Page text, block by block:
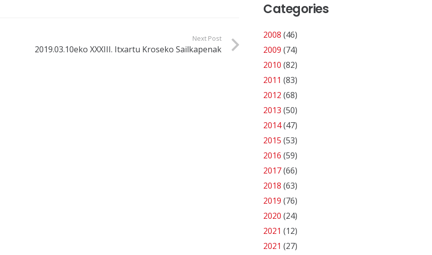
Next Post
2019.03.10eko XXXIII. Itxartu Kroseko Sailkapenak
Categories
2008 (46)
2009 (74)
2010 (82)
2011 (83)
2012 (68)
2013 (50)
2014(47)
2015 (53)
2016 (59)
2017(66)
2018 (63)
2019 (76)
2020 (24)
2021 (12)
2021 (27)